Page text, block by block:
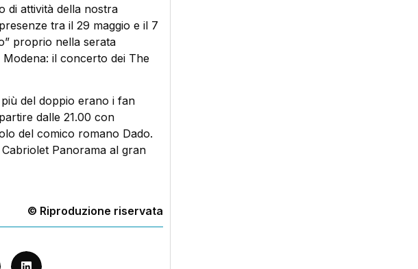
di attività della nostra
tra il 29 maggio e il 7
proprio nella serata
il concerto dei The
più del doppio erano i fan
dalle 21.00 con
del comico romano Dado.
Panorama al gran
© Riproduzione riservata